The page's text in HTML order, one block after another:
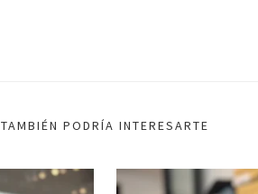
TAMBIÉN PODRÍA INTERESARTE